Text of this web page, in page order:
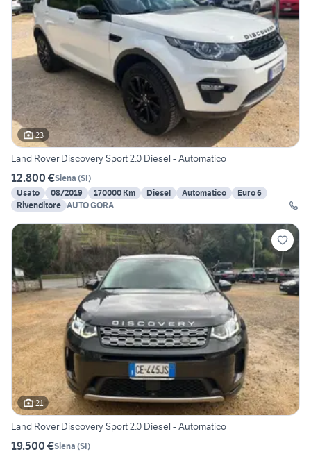
23
Land Rover Discovery Sport 2.0 Diesel - Automatico
12.800 €Siena (SI)
Usato
08/2019 170000 Km Diesel Automatico
Euro 6
Rivenditore AUTO GORA
21
Land Rover Discovery Sport 2.0 Diesel - Automatico
19.500 €Siena (SI)